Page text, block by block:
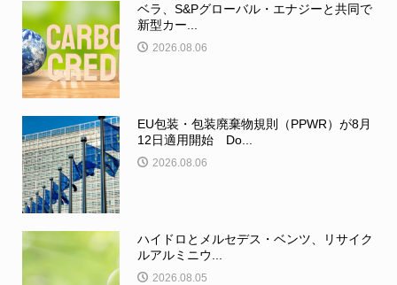
ベラ、S&Pグローバル・エナジーと共同で
新型カー...
2026.08.06
EU包装・包装廃棄物規則（PPWR）が8月
12日適用開始 Do...
2026.08.06
ハイドロとメルセデス・ベンツ、リサイク
ルアルミニウ...
2026.08.05